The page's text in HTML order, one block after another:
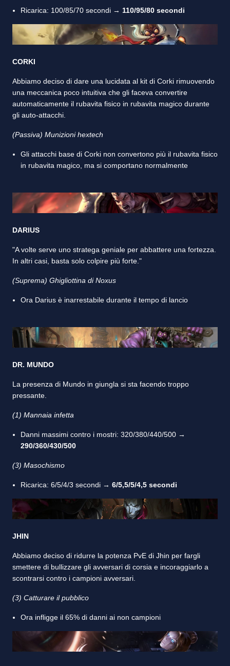
Ricarica: 100/85/70 secondi → 110/95/80 secondi
CORKI
Abbiamo deciso di dare una lucidata al kit di Corki rimuovendo
una meccanica poco intuitiva che gli faceva convertire
automaticamente il rubavita fisico in rubavita magico durante
gli auto-attacchi.
(Passiva) Munizioni hextech
Gli attacchi base di Corki non convertono più il rubavita fisico
in rubavita magico, ma si comportano normalmente
DARIUS
"A volte serve uno stratega geniale per abbattere una fortezza.
In altri casi, basta solo colpire più forte."
(Suprema) Ghigliottina di Noxus
Ora Darius è inarrestabile durante il tempo di lancio
DR. MUNDO
La presenza di Mundo in giungla si sta facendo troppo
pressante.
(1) Mannaia infetta
Danni massimi contro i mostri: 320/380/440/500 →
290/360/430/500
(3) Masochismo
Ricarica: 6/5/4/3 secondi → 6/5,5/5/4,5 secondi
JHIN
Abbiamo deciso di ridurre la potenza PvE di Jhin per fargli
smettere di bullizzare gli avversari di corsia e incoraggiarlo a
scontrarsi contro i campioni avversari.
(3) Catturare il pubblico
Ora infligge il 65% di danni ai non campioni